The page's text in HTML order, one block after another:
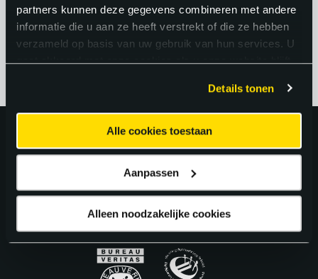
partners kunnen deze gegevens combineren met andere
informatie die u aan ze heeft verstrekt of die ze hebben
verzameld op basis van uw gebruik van hun services. U
gaat akkoord met onze cookies als u onze website blijft
Details tonen
Alle cookies toestaan
Aanpassen
Alleen noodzakelijke cookies
keuze in werkgevers en projecten.
Uitstekend!
4.6uit 5 van163Google Reviews.